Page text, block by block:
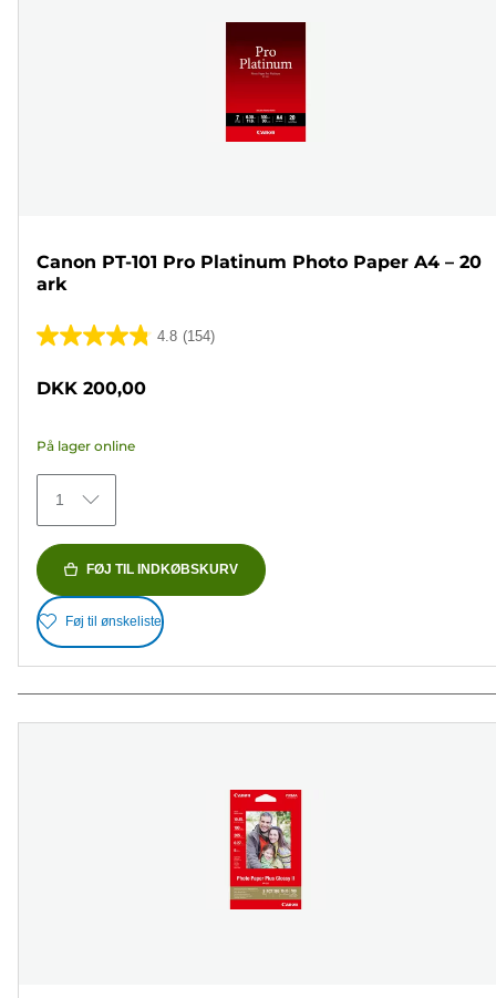
Canon PT-101 Pro Platinum Photo Paper A4 – 20
ark
4.8 (154)
4.8
af
stjerner.
154
anmeldelser
DKK 200,00
På lager online
1
FØJ TIL INDKØBSKURV
Føj til ønskeliste